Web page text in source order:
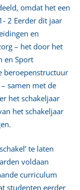
omdat het een
2 Eerder dit jaar
en
– het door het
en Sport
beroepenstructuur
samen met de
het schakeljaar
het schakeljaar
te laten
voldaan
curriculum
studenten eerder